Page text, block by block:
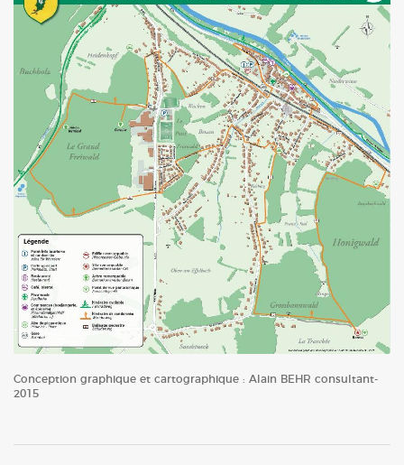
Conception graphique et cartographique : Alain BEHR consultant-
2015